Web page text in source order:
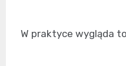
W praktyce wygląda